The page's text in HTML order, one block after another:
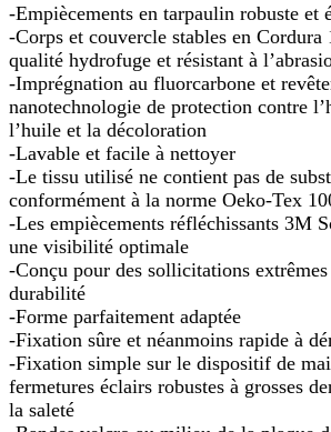
-Empiècements en tarpaulin robuste et
-Corps et couvercle stables en Cordura
qualité hydrofuge et résistant à
-Imprégnation au fluorcarbone et
nanotechnologie de protection contre
l’huile et la décoloration
-Lavable et facile à nettoyer
-Le tissu utilisé ne contient pas de
conformément à la norme Oeko-Tex
-Les empiècements réfléchissants 3M
une visibilité optimale
-Conçu pour des sollicitations
durabilité
-Forme parfaitement adaptée
-Fixation sûre et néanmoins rapide à
-Fixation simple sur le dispositif de
fermetures éclairs robustes à grosses
la saleté